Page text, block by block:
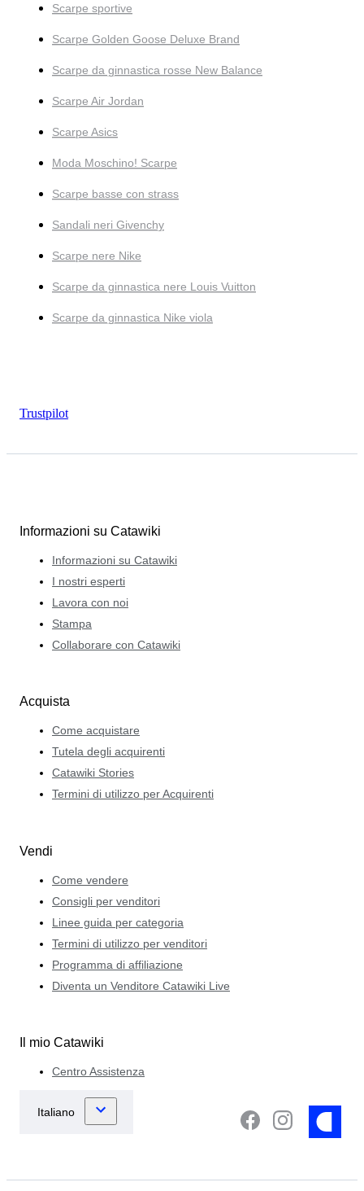
Scarpe sportive
Scarpe Golden Goose Deluxe Brand
Scarpe da ginnastica rosse New Balance
Scarpe Air Jordan
Scarpe Asics
Moda Moschino! Scarpe
Scarpe basse con strass
Sandali neri Givenchy
Scarpe nere Nike
Scarpe da ginnastica nere Louis Vuitton
Scarpe da ginnastica Nike viola
Trustpilot
Informazioni su Catawiki
Informazioni su Catawiki
I nostri esperti
Lavora con noi
Stampa
Collaborare con Catawiki
Acquista
Come acquistare
Tutela degli acquirenti
Catawiki Stories
Termini di utilizzo per Acquirenti
Vendi
Come vendere
Consigli per venditori
Linee guida per categoria
Termini di utilizzo per venditori
Programma di affiliazione
Diventa un Venditore Catawiki Live
Il mio Catawiki
Centro Assistenza